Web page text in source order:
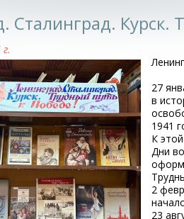
Сталинград. Курск.
27
в
1941
К
Дни
2
23